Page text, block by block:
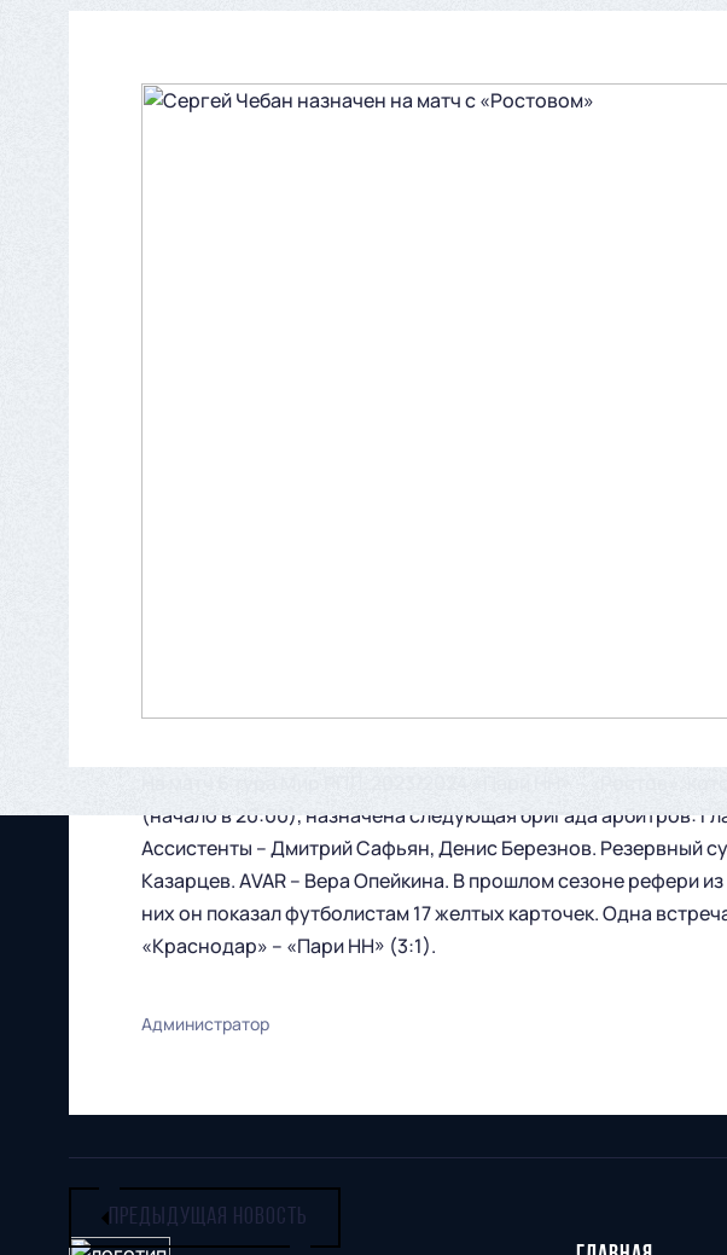
(начало в 20:00), назначена следующая бригада арбитров:
Ассистенты – Дмитрий Сафьян, Денис Березнов. Резервный
Казарцев. АVAR – Вера Опейкина. В прошлом сезоне рефери
них он показал футболистам 17 желтых карточек. Одна
«Краснодар» – «Пари НН» (3:1).
Администратор
ПРЕДЫДУЩАЯ НОВОСТЬ